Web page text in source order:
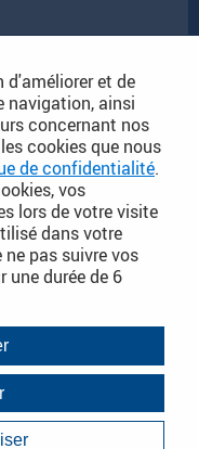
d'améliorer et de
navigation, ainsi
concernant nos
cookies que nous
de confidentialité.
vos
lors de votre visite
dans votre
pas suivre vos
une durée de 6